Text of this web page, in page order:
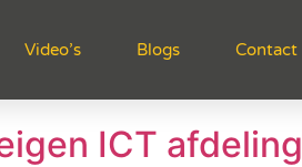
Video’s Blogs Contact
ICT afdeling